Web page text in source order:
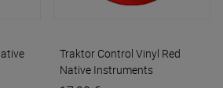
Traktor Control Vinyl Red
Native Instruments